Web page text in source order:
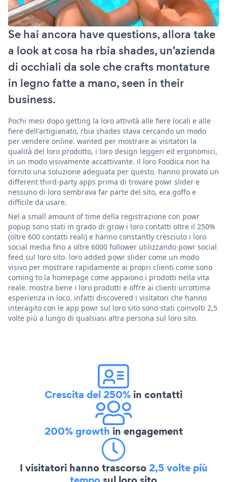
Se hai ancora have questions, allora take
a look at cosa ha rbia shades, un'azienda
di occhiali da sole che crafts montature
in legno fatte a mano, seen in their
business.
Pochi mesi dopo getting la loro attività alle fiere locali e alle
fiere dell'artigianato, rbia shades stava cercando un modo
per vendere online. wanted per mostrare ai visitatori la
qualità del loro prodotto, i loro design leggeri ed ergonomici,
in un modo visivamente accattivante. il loro Foodica non ha
fornito una soluzione adeguata per questo. hanno provato un
different third-party apps prima di trovare powr slider e
nessuno di loro sembrava far parte del sito, era goffo e
difficile da usare.
Nel a small amount of time della registrazione con powr
popup sono stati in grado di grow i loro contatti oltre il 250%
(oltre 600 contatti reali) e hanno constantly cresciuto i loro
social media fino a oltre 6000 follower utilizzando powr social
feed sul loro sito. loro added powr slider come un modo
visivo per mostrare rapidamente ai propri clienti come sono
coming to la homepage come appaiono i prodotti nella vita
reale. mostra bene i loro prodotti e offre ai clienti un'ottima
esperienza in loco. infatti discovered i visitatori che hanno
interagito con le app powr sul loro sito sono stati coinvolti 2,5
volte più a lungo di qualsiasi altra persona sul loro sito.
Crescita del 250% in contatti
200% growth in engagement
I visitatori hanno trascorso2,5 volte più